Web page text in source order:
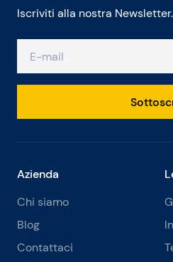
Iscriviti alla nostra Newsletter.
Azienda
Chi siamo
Blog
Contattaci